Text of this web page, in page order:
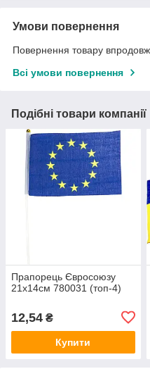
Умови повернення
Повернення товару
Всі умови повернення
Подібні товари компанії
Прапорець Євросоюзу
21х14см 780031 (топ-4)
12,54 ₴
Купити